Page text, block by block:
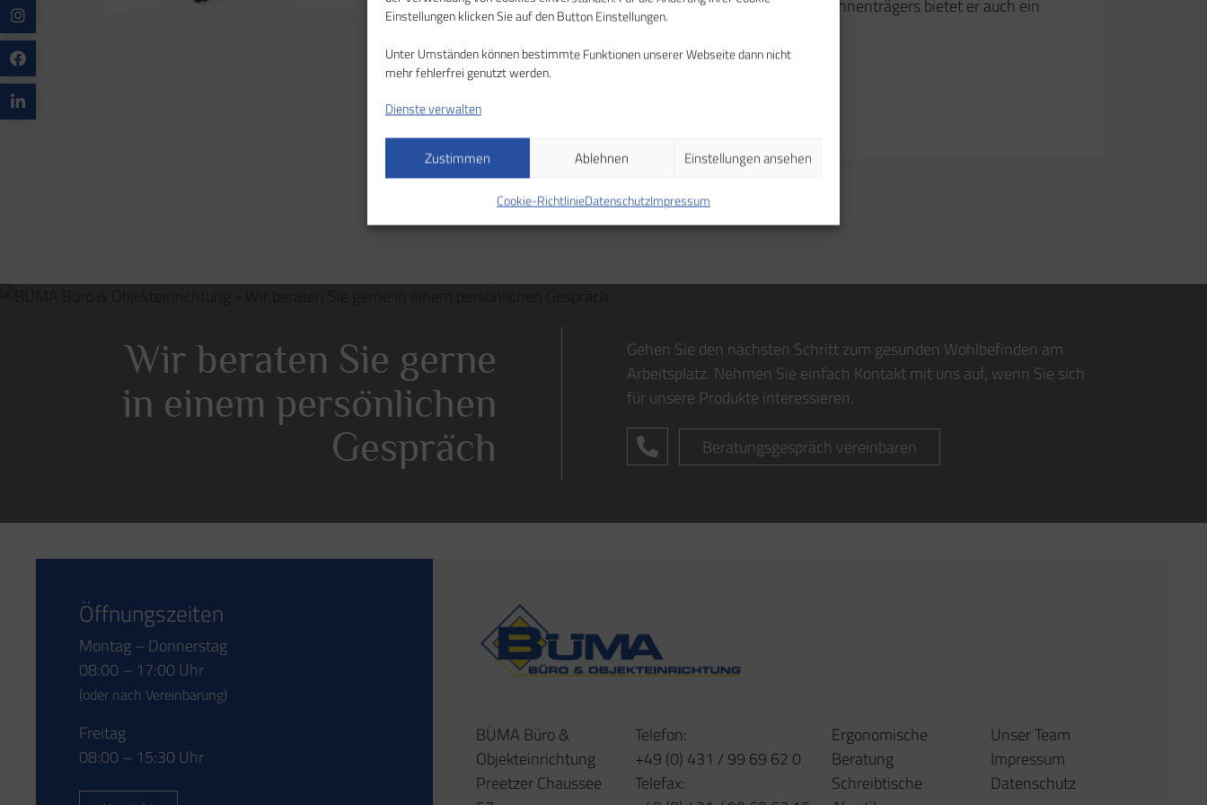
Einstellungen klicken Sie auf den Button Einstellungen.
Unter Umständen können bestimmte Funktionen unserer Webseite dann nicht
mehr fehlerfrei genutzt werden.
Dienste verwalten
Zustimmen Ablehnen Einstellungen ansehen
Cookie-RichtlinieDatenschutzImpressum
den ersten Blick. Dank seines innovativen Rückenlehnenträgers bietet er auch ein
tordierende Beweglichkeitsdimension.
Wir beraten Sie gerne
in einem persönlichen
Gespräch
Gehen Sie den nächsten Schritt zum gesunden Wohlbefinden am
Arbeitsplatz. Nehmen Sie einfach Kontakt mit uns auf, wenn Sie sich
für unsere Produkte interessieren.
Beratungsgespräch vereinbaren
Öffnungszeiten
Montag – Donnerstag
08:00 – 17:00 Uhr
(oder nach Vereinbarung)
Freitag
08:00 – 15:30 Uhr
BÜMA Büro &
Objekteinrichtung
Preetzer Chaussee
Telefon:
+49 (0) 431 / 99 69 62 0
Telefax:
Ergonomische
Beratung
Schreibtische
Unser Team
Impressum
Datenschutz